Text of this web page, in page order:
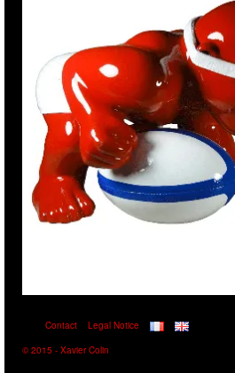
Contact
Legal Notice
© 2015 - Xavier Colin